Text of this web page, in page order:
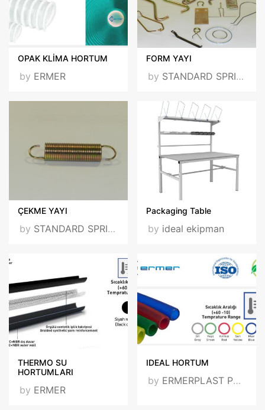
OPAK KLİMA HORTUM
by ERMER
FORM YAYI
by STANDARD SPRING
ÇEKME YAYI
by STANDARD SPRING
Packaging Table
by ideal ekipman
THERMO SU
HORTUMLARI
by ERMER
IDEAL HORTUM
by ERMERPLAST PLASTİK SANAYİ VE TİCARET A.Ş.